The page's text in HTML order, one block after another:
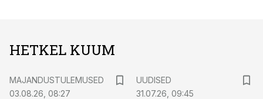
HETKEL KUUM
MAJANDUSTULEMUSED
03.08.26, 08:27
UUDISED
31.07.26, 09:45